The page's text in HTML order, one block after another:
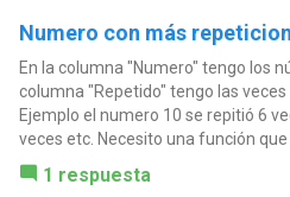
Numero con más
En la columna "Numero" tengo los
columna "Repetido" tengo las
Ejemplo el numero 10 se repitió 6
veces etc. Necesito una función que
1 respuesta